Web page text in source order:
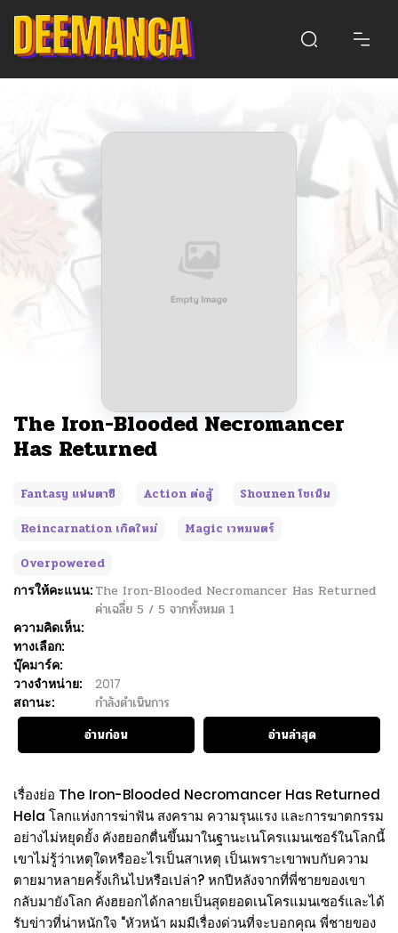
The Iron-Blooded Necromancer
Has Returned
Fantasy แฟนตาซี Action ต่อสู้
Shounen โชเน็น
Reincarnation เกิดใหม่
Magic เวทมนตร์
Overpowered
การให้คะแนน: The Iron-Blooded Necromancer Has Returned
ค่าเฉลี่ย 5 / 5 จากทั้งหมด 1
ความคิดเห็น:
ทางเลือก:
บุ๊คมาร์ค:
วางจำหน่าย:
2017
สถานะ:
กำลังดำเนินการ
อ่านก่อน
อ่านล่าสุด
เรื่องย่อ The Iron-Blooded Necromancer Has Returned
Hela โลกแห่งการฆ่าฟัน สงคราม ความรุนแรง และการฆาตกรรม
อย่างไม่หยุดยั้ง คังฮยอกตื่นขึ้นมาในฐานะเนโครเเมนเซอร์ในโลกนี้
เขาไม่รู้ว่าเหตุใดหรืออะไรเป็นสาเหตุ เป็นเพราะเขาพบกับความ
ตายมาหลายครั้งเกินไปหรือเปล่า? หกปีหลังจากที่พี่ชายของเขา
กลับมายังโลก คังฮยอกได้กลายเป็นสุดยอดเนโครแมนเซอร์และได้
รับข่าวที่น่าหนักใจ “หัวหน้า ผมมีเรื่องด่วนที่จะบอกคุณ พี่ชายของ